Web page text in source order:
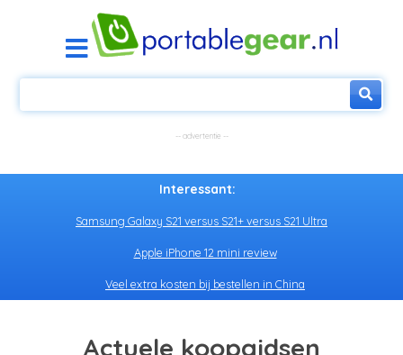
Interessant:
Samsung Galaxy S21 versus S21+ versus S21 Ultra
Apple iPhone 12 mini review
Veel extra kosten bij bestellen in China
Actuele koopgidsen